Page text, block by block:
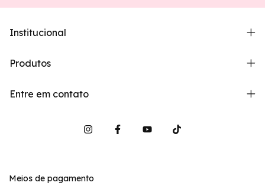
Institucional
Produtos
Entre em contato
Meios de pagamento